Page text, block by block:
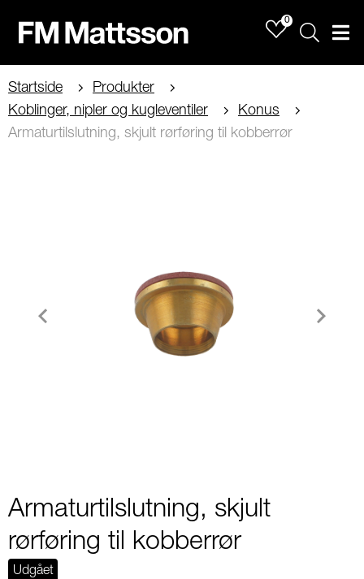
0
Sök
Startside
Produkter
Koblinger, nipler og kugleventiler
Konus
Armaturtilslutning, skjult rørføring til kobberrør
Armaturtilslutning, skjult
rørføring til kobberrør
Udgået